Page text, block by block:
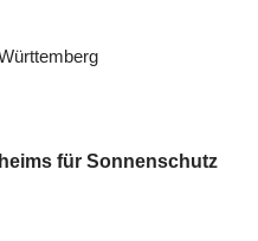
für Sonnenschutz